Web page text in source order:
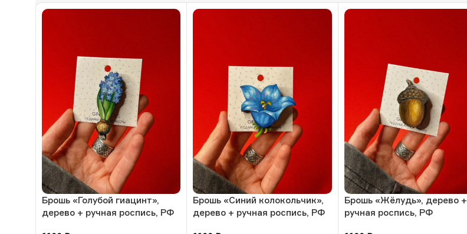
Брошь «Голубой гиацинт»,
дерево + ручная роспись, РФ
Брошь «Синий колокольчик»,
дерево + ручная роспись, РФ
Брошь «Жёлудь», дерево +
ручная роспись, РФ